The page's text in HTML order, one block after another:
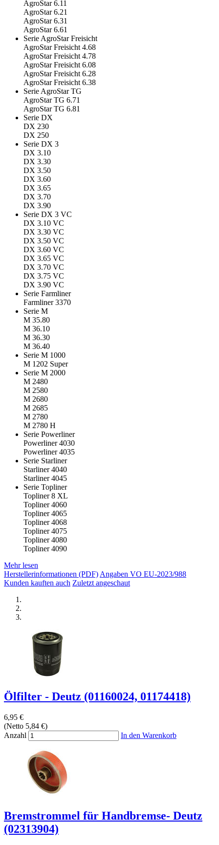
AgroStar 6.11
AgroStar 6.21
AgroStar 6.31
AgroStar 6.61
Serie AgroStar Freisicht
AgroStar Freisicht 4.68
AgroStar Freisicht 4.78
AgroStar Freisicht 6.08
AgroStar Freisicht 6.28
AgroStar Freisicht 6.38
Serie AgroStar TG
AgroStar TG 6.71
AgroStar TG 6.81
Serie DX
DX 230
DX 250
Serie DX 3
DX 3.10
DX 3.30
DX 3.50
DX 3.60
DX 3.65
DX 3.70
DX 3.90
Serie DX 3 VC
DX 3.10 VC
DX 3.30 VC
DX 3.50 VC
DX 3.60 VC
DX 3.65 VC
DX 3.70 VC
DX 3.75 VC
DX 3.90 VC
Serie Farmliner
Farmliner 3370
Serie M
M 35.80
M 36.10
M 36.30
M 36.40
Serie M 1000
M 1202 Super
Serie M 2000
M 2480
M 2580
M 2680
M 2685
M 2780
M 2780 H
Serie Powerliner
Powerliner 4030
Powerliner 4035
Serie Starliner
Starliner 4040
Starliner 4045
Serie Topliner
Topliner 8 XL
Topliner 4060
Topliner 4065
Topliner 4068
Topliner 4075
Topliner 4080
Topliner 4090
Mehr lesen
Herstellerinformationen (PDF)Angaben VO EU-2023/988
Kunden kauften auch Zuletzt angeschaut
Ölfilter - Deutz (01160024, 01174418)
6,95 €
(Netto 5,84 €)
Anzahl
In den Warenkorb
Bremstrommel für Handbremse- Deutz
(02313904)